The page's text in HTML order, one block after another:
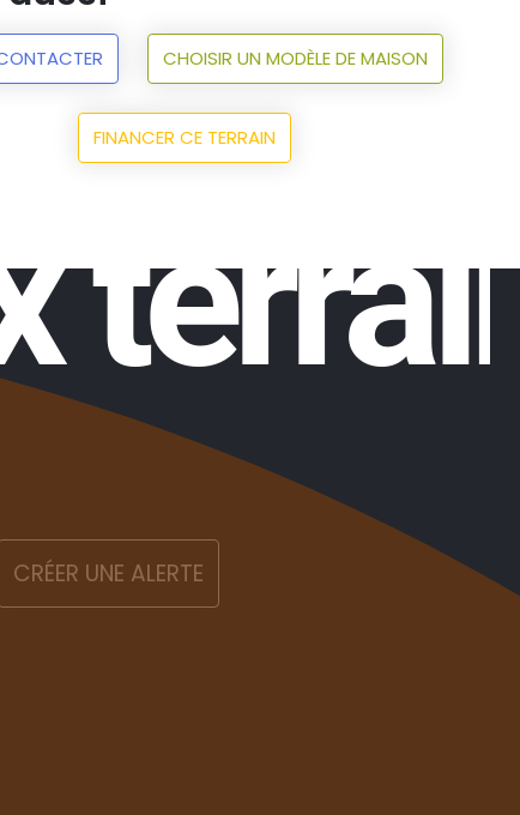
CHOISIR UN MODÈLE DE MAISON
FINANCER CE TERRAIN
CRÉER UNE ALERTE